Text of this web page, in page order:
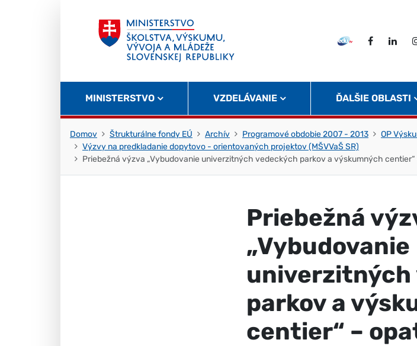
EDU TVFacebook
MINISTERSTVO VZDELÁVANIE ĎALŠIE OBLASTI
Domov Štrukturálne fondy EÚ Archív Programové obdobie 2007 - 2013 OP
Výzvy na predkladanie dopytovo - orientovaných projektov (MŠVVaŠ SR)
Priebežná výzva „Vybudovanie univerzitných vedeckých parkov a výskumných
Priebežná
„Vybudovanie
univerzitných
parkov a
centier“ –